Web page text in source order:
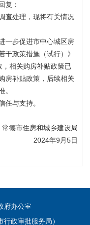
复：
查处理，现将有关情况
一步促进市中心城区房
干政策措施（试行）》
相关购房补贴政策已
房补贴政策，后续相关
。
任与支持。
常德市住房和城乡建设局
2024年9月5日
府办公室
政审批服务局）